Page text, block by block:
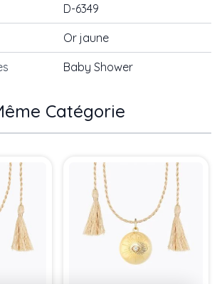
D-6349
Or jaune
Baby Shower
Catégorie